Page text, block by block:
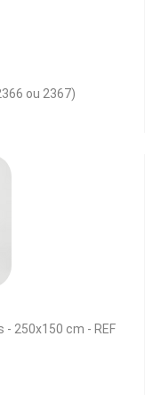
ou 2367)
250x150 cm - REF